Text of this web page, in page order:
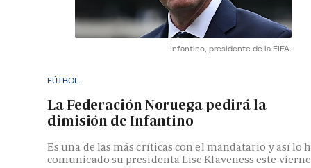
Infantino, presidente de la FIFA.
FÚTBOL
La Federación Noruega pedirá la
dimisión de Infantino
Es una de las más críticas con el mandatario y así lo
comunicado su presidenta Lise Klaveness este